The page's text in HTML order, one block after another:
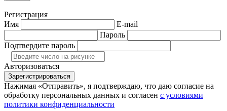
Регистрация
Имя
E-mail
Пароль
Подтвердите пароль
Авторизоваться
Зарегистрироваться
Нажимая «Отправить», я подтверждаю, что даю согласие на
обработку персональных данных и согласен с условиями
политики конфиденциальности